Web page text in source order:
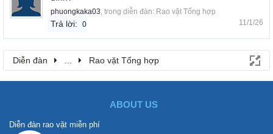
phuongkaka03, trong diễn đàn: Rao vặt Tổng hợp
Trả lời: 0 11/1/26
Diễn đàn Rao vặt Tổng hợp
ABOUT US
Diễn đàn rao vặt miễn phí